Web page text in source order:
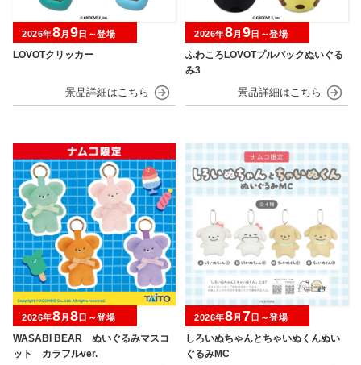
LOVOTクリッカー
2026年8月 9日～登場
ふわころLOVOTプルバックぬいぐる
み3
2026年8月 9日～登場
WASABI BEAR ぬいぐるみマスコ
ット カラフルver.
2026年8月 8日～登場
しろいぬちゃんとちゃいぬくんぬい
ぐるみMC
2026年8月 7日～登場